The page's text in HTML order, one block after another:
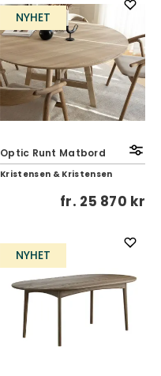
NYHET
Optic Runt Matbord
Kristensen & Kristensen
fr. 25 870 kr
NYHET